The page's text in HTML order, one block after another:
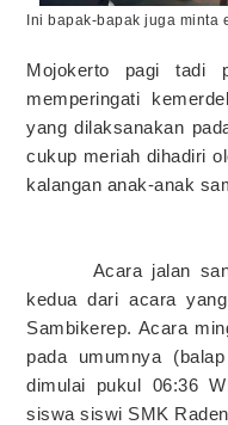
Ini bapak-bapak juga minta
Mojokerto pagi tadi
memperingati
yang dilaksanakan
cukup meriah dihadiri
kalangan anak-anak
Acara jalan santai
kedua dari acara
Sambikerep. Acara
pada umumnya
dimulai pukul 06:36
siswa siswi SMK